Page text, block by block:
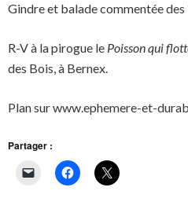
Gindre et balade commentée
R-V à la pirogue le Poisson qui
des Bois, à Bernex.
Plan sur www.ephemere-et-
Partager :